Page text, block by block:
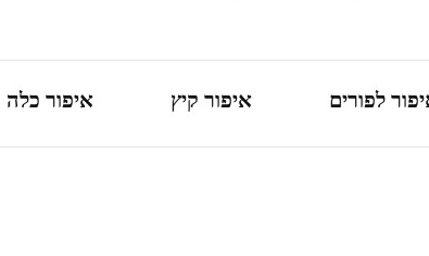
לפורים איפור קיץ איפור כלה